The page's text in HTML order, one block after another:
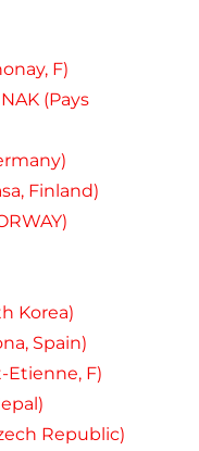
F)
(Pays
Finland)
Korea)
Spain)
Etienne, F)
Republic)